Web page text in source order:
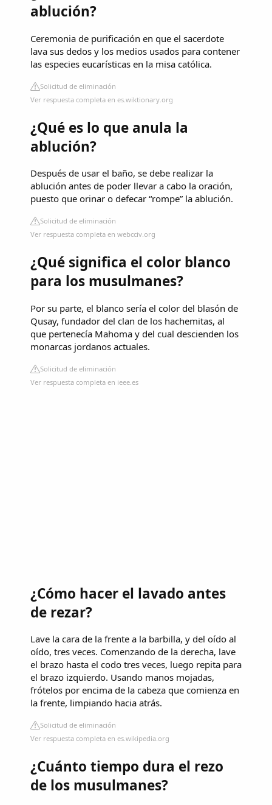
ablución?
Ceremonia de purificación en que el sacerdote
lava sus dedos y los medios usados para contener
las especies eucarísticas en la misa católica.
Solicitud de eliminación
Ver respuesta completa en es.wiktionary.org
¿Qué es lo que anula la
ablución?
Después de usar el baño, se debe realizar la
ablución antes de poder llevar a cabo la oración,
puesto que orinar o defecar “rompe” la ablución.
Solicitud de eliminación
Ver respuesta completa en webcciv.org
¿Qué significa el color blanco
para los musulmanes?
Por su parte, el blanco sería el color del blasón de
Qusay, fundador del clan de los hachemitas, al
que pertenecía Mahoma y del cual descienden los
monarcas jordanos actuales.
Solicitud de eliminación
Ver respuesta completa en ieee.es
¿Cómo hacer el lavado antes
de rezar?
Lave la cara de la frente a la barbilla, y del oído al
oído, tres veces. Comenzando de la derecha, lave
el brazo hasta el codo tres veces, luego repita para
el brazo izquierdo. Usando manos mojadas,
frótelos por encima de la cabeza que comienza en
la frente, limpiando hacia atrás.
Solicitud de eliminación
Ver respuesta completa en es.wikipedia.org
¿Cuánto tiempo dura el rezo
de los musulmanes?